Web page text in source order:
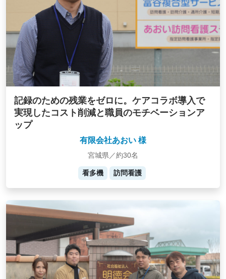
記録のための残業をゼロに。ケアコラボ導入で
実現したコスト削減と職員のモチベーションア
ップ
有限会社あおい 様
宮城県／約30名
看多機 訪問看護